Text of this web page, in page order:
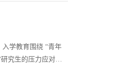
学教育围绕 “青年
究生的压力应对与
随初心、明确方